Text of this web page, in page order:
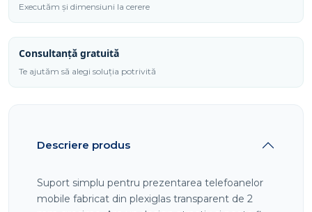
Executăm și dimensiuni la cerere
Consultanță gratuită
Te ajutăm să alegi soluția potrivită
Descriere produs
Suport simplu pentru prezentarea telefoanelor
mobile fabricat din plexiglas transparent de 2